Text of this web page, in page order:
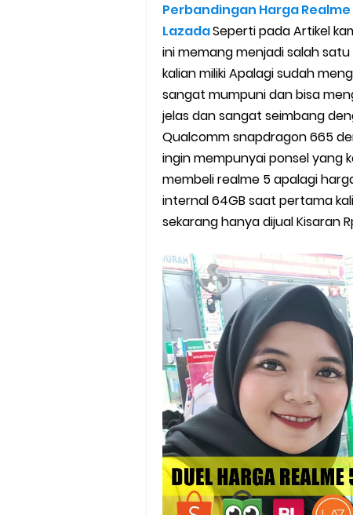
Cara Menghubungi CS
Cara Mengatasi Aplikasi
DNS Server Gojek Driver
Internet of Things (IoT):
Panduan Lengkap Nonton
Perhitungan Skema Garansi
Cara Daftar Goshop agar
Apa itu Grab Saap? Layanan
Cara Jitu Mendapat Voucher
Cara Ping DNS Server Gojek
Perbandingan Harga
LazadaSeperti pada Artikel
ini memang menjadi salah
kalian miliki Apalagi sudah
sangat mumpuni dan bisa
jelas dan sangat seimbang
Qualcomm snapdragon 665
ingin mempunyai ponsel yang
membeli realme 5 apalagi
internal 64GB saat pertama
sekarang hanya dijual Kisaran